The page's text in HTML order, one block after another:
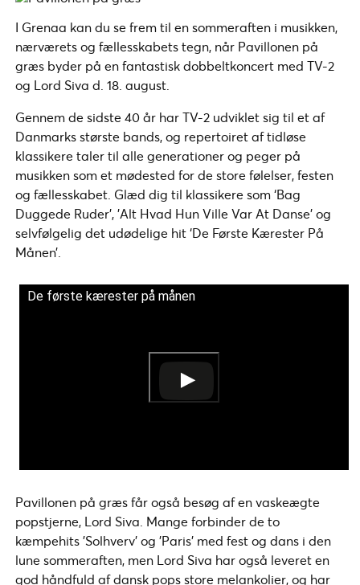
I Grenaa kan du se frem til en sommeraften i musikken,
nærværets og fællesskabets tegn, når Pavillonen på
græs byder på en fantastisk dobbeltkoncert med TV-2
og Lord Siva d. 18. august.
Gennem de sidste 40 år har TV-2 udviklet sig til et af
Danmarks største bands, og repertoiret af tidløse
klassikere taler til alle generationer og peger på
musikken som et mødested for de store følelser, festen
og fællesskabet. Glæd dig til klassikere som ‘Bag
Duggede Ruder’, ’Alt Hvad Hun Ville Var At Danse’ og
selvfølgelig det udødelige hit ‘De Første Kærester På
Månen’.
De første kærester på månen
Pavillonen på græs får også besøg af en vaskeægte
popstjerne, Lord Siva. Mange forbinder de to
kæmpehits ’Solhverv’ og ’Paris’ med fest og dans i den
lune sommeraften, men Lord Siva har også leveret en
god håndfuld af dansk pops store melankolier, og har